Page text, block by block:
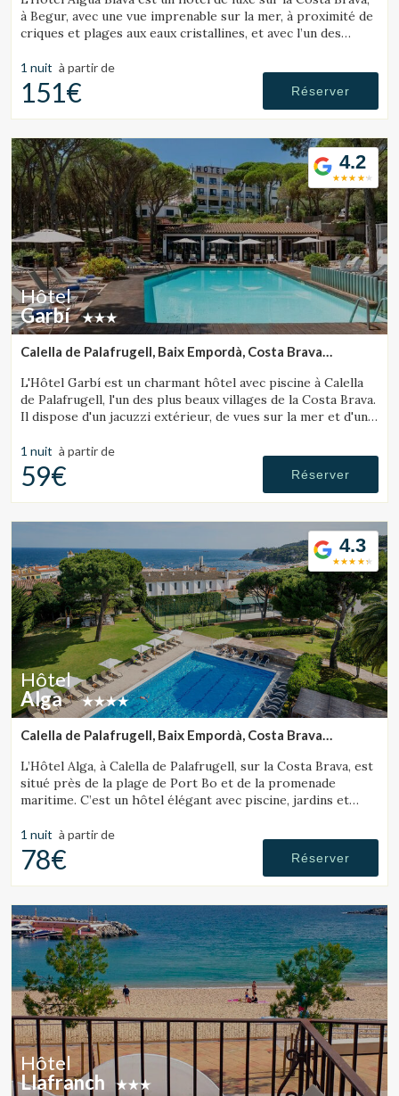
à Begur, avec une vue imprenable sur la mer, à proximité de
criques et plages aux eaux cristallines, et avec l’un des
1 nuit à partir de
151€ Réserver
4.2
Hôtel
Garbí
Calella de Palafrugell, Baix Empordà, Costa Brava
L'Hôtel Garbí est un charmant hôtel avec piscine à Calella
de Palafrugell, l'un des plus beaux villages de la Costa Brava.
Il dispose d'un jacuzzi extérieur, de vues sur la mer et d'une
1 nuit à partir de
59€ Réserver
4.3
Hôtel
Alga
Calella de Palafrugell, Baix Empordà, Costa Brava
L’Hôtel Alga, à Calella de Palafrugell, sur la Costa Brava, est
situé près de la plage de Port Bo et de la promenade
maritime. C’est un hôtel élégant avec piscine, jardins et
1 nuit à partir de
78€ Réserver
Hôtel
Llafranch